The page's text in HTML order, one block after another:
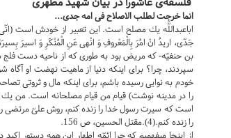
انما خرجت لطلب الاصلاح فی امه جدی...
اباعبداللَّه يك مصلح است. اين تعبير از خودش است (انّى
بن حنفيّه- كه مريض بود به طورى كه از ناحيه دست
سپردند، چرا؟ براى اينكه دنيا از ماهيت نهضت او آگاه
خودم به نوايى رسيده باشم، براى اينكه مال و ثروتى
را در مدينه نوشت) قيام من قيام مصلحانه است. من
است كه سيرت رسول خدا را زنده كنم، روش علىّ مرتضى
را زنده كنم.(4).مقتل الحسين، ص 156.
از اينجا مى‏فهميم كه چرا ائمّه اطهار اين همه دستور